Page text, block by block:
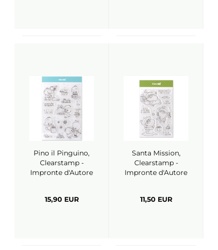
Pino il Pinguino,
Clearstamp -
Impronte d'Autore
15,90 EUR
Santa Mission,
Clearstamp -
Impronte d'Autore
11,50 EUR